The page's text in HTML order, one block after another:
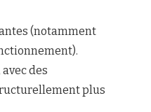
(notamment
des
plus